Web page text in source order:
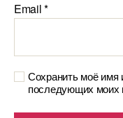
Email*
Сохранить моё имя
последующих моих